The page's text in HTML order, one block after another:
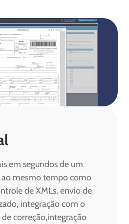
em segundos de um
mesmo tempo como
de XMLs, envio de
integração com o
correção,integração